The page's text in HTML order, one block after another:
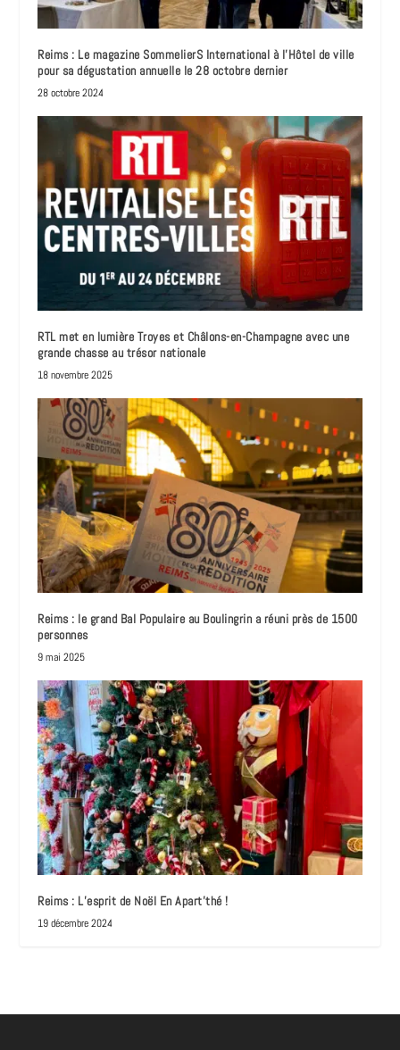
Reims : Le magazine SommelierS International à l’Hôtel de ville
pour sa dégustation annuelle le 28 octobre dernier
28 octobre 2024
RTL met en lumière Troyes et Châlons-en-Champagne avec une
grande chasse au trésor nationale
18 novembre 2025
Reims : le grand Bal Populaire au Boulingrin a réuni près de 1500
personnes
9 mai 2025
Reims : L’esprit de Noël En Apart’thé !
19 décembre 2024